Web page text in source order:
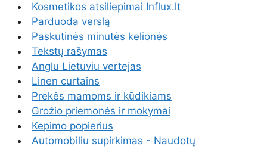
Kosmetikos atsiliepimai Influx.lt
Parduoda verslą
Paskutinės minutės kelionės
Tekstų rašymas
Anglu Lietuviu vertejas
Linen curtains
Prekės mamoms ir kūdikiams
Grožio priemonės ir mokymai
Kepimo popierius
Automobiliu supirkimas - Naudotų